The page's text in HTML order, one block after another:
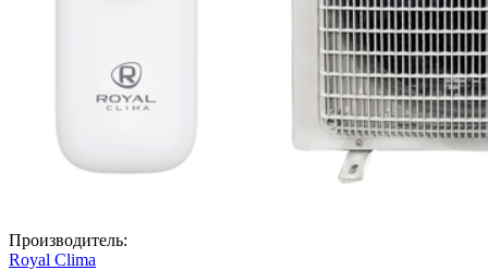
Производитель:
Royal Clima